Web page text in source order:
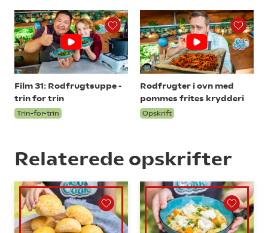
Film 31: Rodfrugtsuppe -
trin for trin
Trin-for-trin
Rodfrugter i ovn med
pommes frites krydderi
Opskrift
Relaterede opskrifter